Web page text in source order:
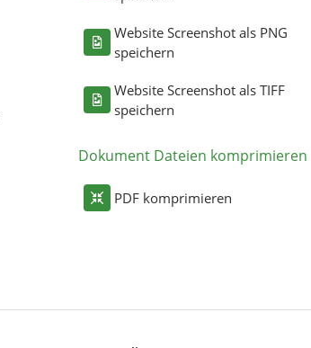
Website Screenshot als PNG
speichern
Website Screenshot als TIFF
speichern
Dokument Dateien komprimieren
PDF komprimieren